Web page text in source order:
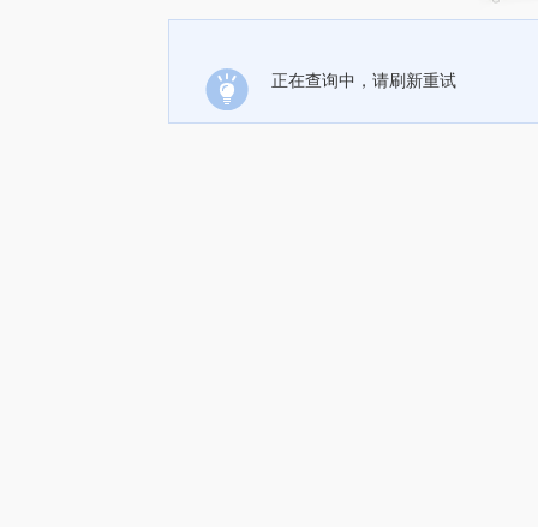
正在查询中，请刷新重试